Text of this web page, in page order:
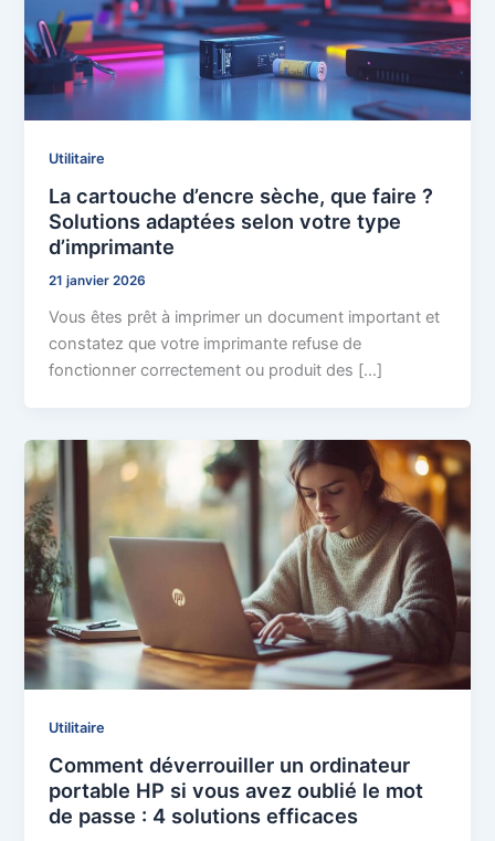
Utilitaire
La cartouche d’encre sèche, que faire ?
Solutions adaptées selon votre type
d’imprimante
21 janvier 2026
Vous êtes prêt à imprimer un document important et
constatez que votre imprimante refuse de
fonctionner correctement ou produit des […]
Utilitaire
Comment déverrouiller un ordinateur
portable HP si vous avez oublié le mot
de passe : 4 solutions efficaces